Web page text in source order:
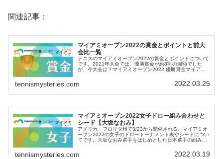
関連記事：
マイアミオープン2022の賞金とポイントと前大
会比一覧
テニスのマイアミオープン2022の賞金とポイントについて
です。2021年大会では、優勝賞金が約8割の減額でした
が、今大会は？マイアミオープン2022 優勝賞金マイアミ
tennismysteries.com 2022.03.25
マイアミオープン2022女子ドロー組み合わせと
シード【大坂なおみ】
アメリカ、フロリダ州で3/23から開催される、マイアミオ
ープン2022の女子のドロートーナメント表やシードについ
てです。大坂なおみ選手をはじめとした日本選手の組み合
tennismysteries.com 2022.03.19